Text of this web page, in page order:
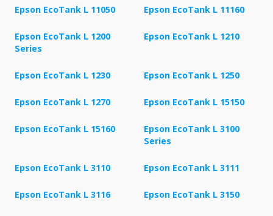
Epson EcoTank L 11050 Epson EcoTank L 11160
Epson EcoTank L 1200
Series
Epson EcoTank L 1210
Epson EcoTank L 1230 Epson EcoTank L 1250
Epson EcoTank L 1270 Epson EcoTank L 15150
Epson EcoTank L 15160
Epson EcoTank L 3100
Series
Epson EcoTank L 3110 Epson EcoTank L 3111
Epson EcoTank L 3116 Epson EcoTank L 3150